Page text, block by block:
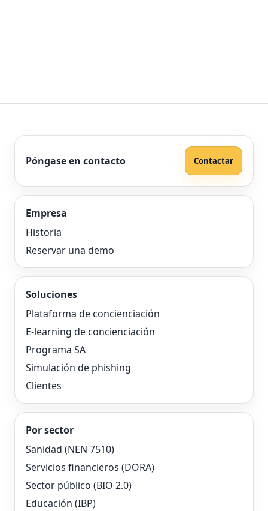
Póngase en contacto Contactar
Empresa
Historia
Reservar una demo
Soluciones
Plataforma de concienciación
E-learning de concienciación
Programa SA
Simulación de phishing
Clientes
Por sector
Sanidad (NEN 7510)
Servicios financieros (DORA)
Sector público (BIO 2.0)
Educación (IBP)